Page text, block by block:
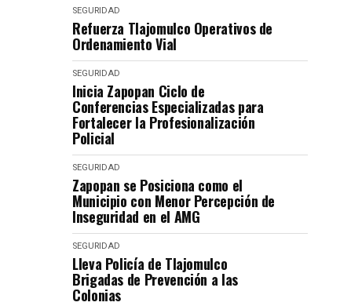
SEGURIDAD
Refuerza Tlajomulco Operativos de
Ordenamiento Vial
SEGURIDAD
Inicia Zapopan Ciclo de
Conferencias Especializadas para
Fortalecer la Profesionalización
Policial
SEGURIDAD
Zapopan se Posiciona como el
Municipio con Menor Percepción de
Inseguridad en el AMG
SEGURIDAD
Lleva Policía de Tlajomulco
Brigadas de Prevención a las
Colonias